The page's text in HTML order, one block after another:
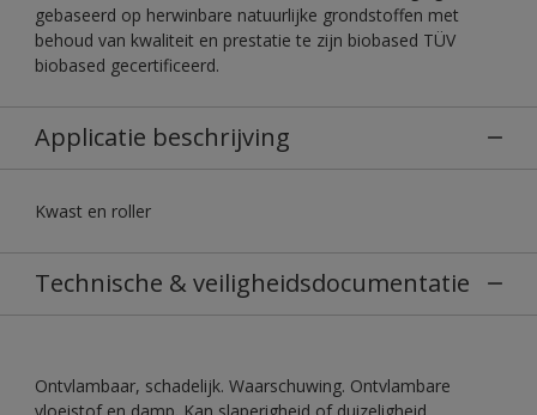
gebaseerd op herwinbare natuurlijke grondstoffen met
behoud van kwaliteit en prestatie te zijn biobased TÜV
biobased gecertificeerd.
Applicatie beschrijving
Kwast en roller
Technische & veiligheidsdocumentatie
Ontvlambaar, schadelijk. Waarschuwing. Ontvlambare